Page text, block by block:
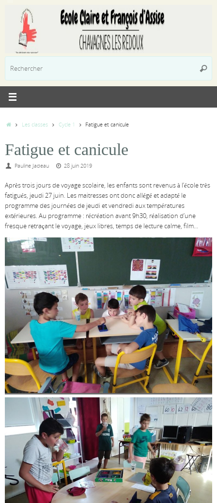
contenu
:
AccueilLes classes Cycle 1 Fatigue et canicule
Fatigue et canicule
Pauline Jadeau 28 juin 2019
Après trois jours de voyage scolaire, les enfants sont revenus à l’école très
fatigués, jeudi 27 juin. Les maitresses ont donc allégé et adapté le
programme des journées de jeudi et vendredi aux températures
extérieures. Au programme : récréation avant 9h30, réalisation d’une
fresque retraçant le voyage, jeux libres, temps de lecture calme, film…